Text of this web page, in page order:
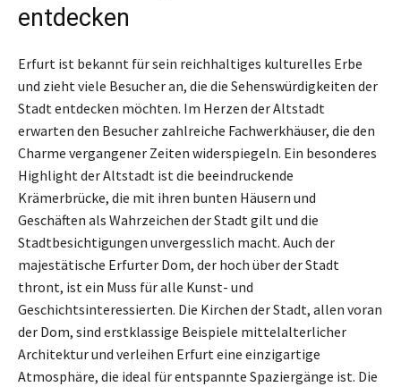
entdecken
Erfurt ist bekannt für sein reichhaltiges kulturelles Erbe
und zieht viele Besucher an, die die Sehenswürdigkeiten der
Stadt entdecken möchten. Im Herzen der Altstadt
erwarten den Besucher zahlreiche Fachwerkhäuser, die den
Charme vergangener Zeiten widerspiegeln. Ein besonderes
Highlight der Altstadt ist die beeindruckende
Krämerbrücke, die mit ihren bunten Häusern und
Geschäften als Wahrzeichen der Stadt gilt und die
Stadtbesichtigungen unvergesslich macht. Auch der
majestätische Erfurter Dom, der hoch über der Stadt
thront, ist ein Muss für alle Kunst- und
Geschichtsinteressierten. Die Kirchen der Stadt, allen voran
der Dom, sind erstklassige Beispiele mittelalterlicher
Architektur und verleihen Erfurt eine einzigartige
Atmosphäre, die ideal für entspannte Spaziergänge ist. Die